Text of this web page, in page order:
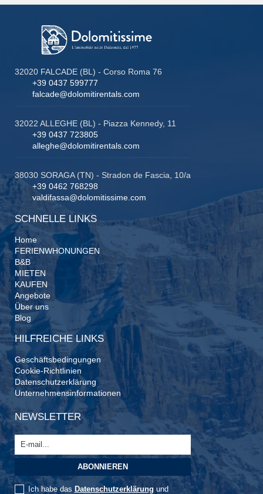
32020 FALCADE (BL) - Corso Roma 76
+39 0437 599777
falcade@dolomitirentals.com
32022 ALLEGHE (BL) - Piazza Kennedy, 11
+39 0437 723805
alleghe@dolomitirentals.com
38030 SORAGA (TN) - Stradon de Fascia, 10/a
+39 0462 768298
valdifassa@dolomitissime.com
SCHNELLE LINKS
Home
FERIENWHONUNGEN
B&B
MIETEN
KAUFEN
Angebote
Über uns
Blog
HILFREICHE LINKS
Geschäftsbedingungen
Cookie-Richtlinien
Datenschutzerklärung
Unternehmensinformationen
NEWSLETTER
Ich habe das Datenschutzerklärung und